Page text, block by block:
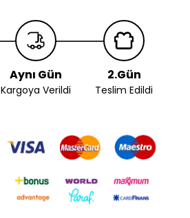
Aynı Gün
Kargoya Verildi
2.Gün
Teslim Edildi